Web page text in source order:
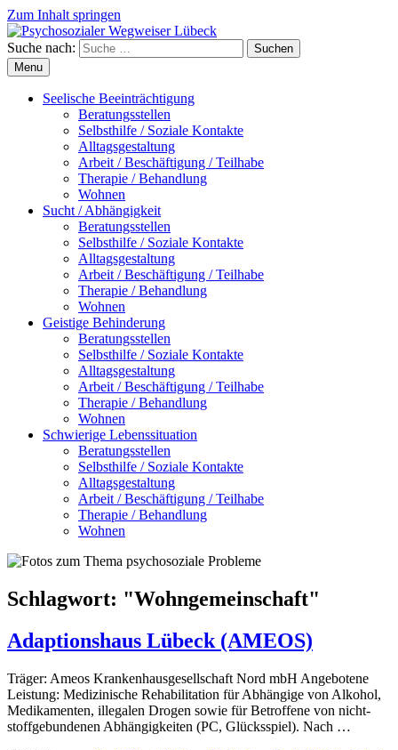
Zum Inhalt springen
Suche nach:
Suchen
Menu
Seelische Beeinträchtigung
Beratungsstellen
Selbsthilfe / Soziale Kontakte
Alltagsgestaltung
Arbeit / Beschäftigung / Teilhabe
Therapie / Behandlung
Wohnen
Sucht / Abhängigkeit
Beratungsstellen
Selbsthilfe / Soziale Kontakte
Alltagsgestaltung
Arbeit / Beschäftigung / Teilhabe
Therapie / Behandlung
Wohnen
Geistige Behinderung
Beratungsstellen
Selbsthilfe / Soziale Kontakte
Alltagsgestaltung
Arbeit / Beschäftigung / Teilhabe
Therapie / Behandlung
Wohnen
Schwierige Lebenssituation
Beratungsstellen
Selbsthilfe / Soziale Kontakte
Alltagsgestaltung
Arbeit / Beschäftigung / Teilhabe
Therapie / Behandlung
Wohnen
Schlagwort: "Wohngemeinschaft"
Adaptionshaus Lübeck (AMEOS)
Träger: Ameos Krankenhausgesellschaft Nord mbH Angebotene
Leistung: Medizinische Rehabilitation für Abhängige von Alkohol,
Medikamenten, illegalen Drogen sowie für Betroffene von nicht-
stoffgebundenen Abhängigkeiten (PC, Glücksspiel). Nach …